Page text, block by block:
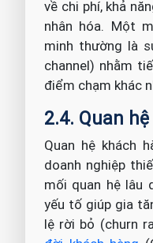
về chi phí, khả
nhân hóa. Một
minh thường là
channel) nhằm
điểm chạm khác
2.4. Quan
Quan hệ khách
doanh nghiệp
mối quan hệ lâu
yếu tố giúp gia
lệ rời bỏ (churn